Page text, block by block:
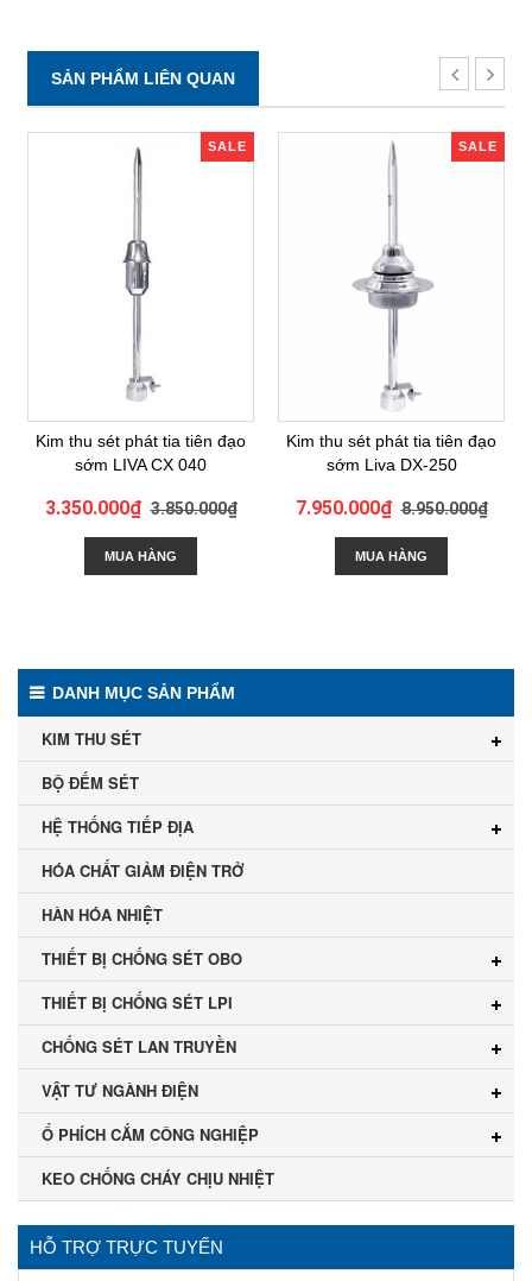
SẢN PHẨM LIÊN QUAN
SALE
Kim thu sét phát tia tiên đạo
sớm LIVA CX 040
3.350.000₫3.850.000₫
MUA HÀNG
SALE
Kim thu sét phát tia tiên đạo
sớm Liva DX-250
7.950.000₫8.950.000₫
MUA HÀNG
DANH MỤC SẢN PHẨM
KIM THU SÉT
BỘ ĐẾM SÉT
HỆ THỐNG TIẾP ĐỊA
HÓA CHẤT GIẢM ĐIỆN TRỞ
HÀN HÓA NHIỆT
THIẾT BỊ CHỐNG SÉT OBO
THIẾT BỊ CHỐNG SÉT LPI
CHỐNG SÉT LAN TRUYỀN
VẬT TƯ NGÀNH ĐIỆN
Ổ PHÍCH CẮM CÔNG NGHIỆP
KEO CHỐNG CHÁY CHỊU NHIỆT
HỖ TRỢ TRỰC TUYẾN